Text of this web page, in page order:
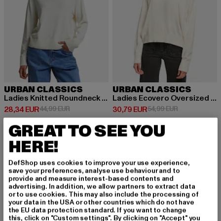
URBAN CLASSICS
Ladies Knitted Roundneck Sweater
28,34 EUR
Ajankohtainen hinta: 28,34 EUR
44,99 EURKampanjahinta: 44,99 EUR
URBAN CLASSICS
Ladies Ecovero Oversized Basic
30,79 EUR
Ajankohtainen hinta: 30,79 EUR
54,99 EUR
REKISTERÖIDY PYS
YÄKSESI INSPIROIT
GREAT TO SEE YOU
HERE!
DefShop uses cookies to improve your use experience,
save your preferences, analyse use behaviour and to
provide and measure interest-based contents and
advertising. In addition, we allow partners to extract data
or to use cookies. This may also include the processing of
your data in the USA or other countries which do not have
the EU data protection standard. If you want to change
this, click on "Custom settings". By clicking on "Accept" you